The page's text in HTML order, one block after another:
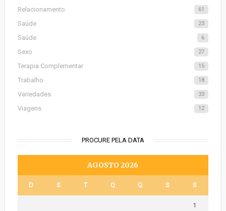
Relacionamento 61
Saúde 23
Saúde 6
Sexo 27
Terapia Complementar 15
Trabalho 18
Variedades 33
Viagens 12
PROCURE PELA DATA
AGOSTO 2026
D S T Q Q S S
1